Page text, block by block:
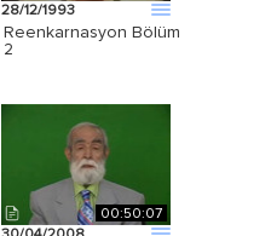
28/12/1993
Reenkarnasyon Bölüm
2
00:50:07